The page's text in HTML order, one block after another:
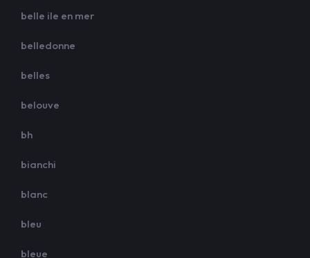
belle ile en mer
belledonne
belles
belouve
bh
bianchi
blanc
bleu
bleue